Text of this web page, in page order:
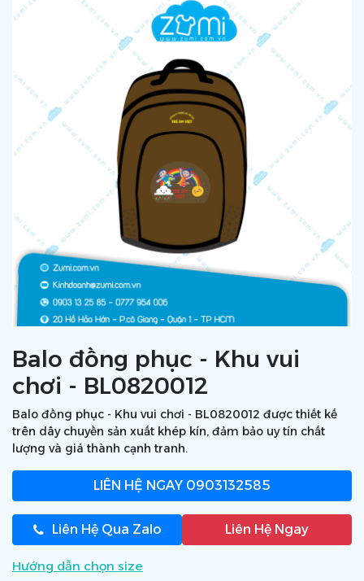
Balo đồng phục - Khu vui
chơi - BL0820012
Balo đồng phục - Khu vui chơi - BL0820012 được thiết kế
trên dây chuyền sản xuất khép kín, đảm bảo uy tín chất
lượng và giá thành cạnh tranh.
LIÊN HỆ NGAY 0903132585
Liên Hệ Qua Zalo Liên Hệ Ngay
Hướng dẫn chọn size